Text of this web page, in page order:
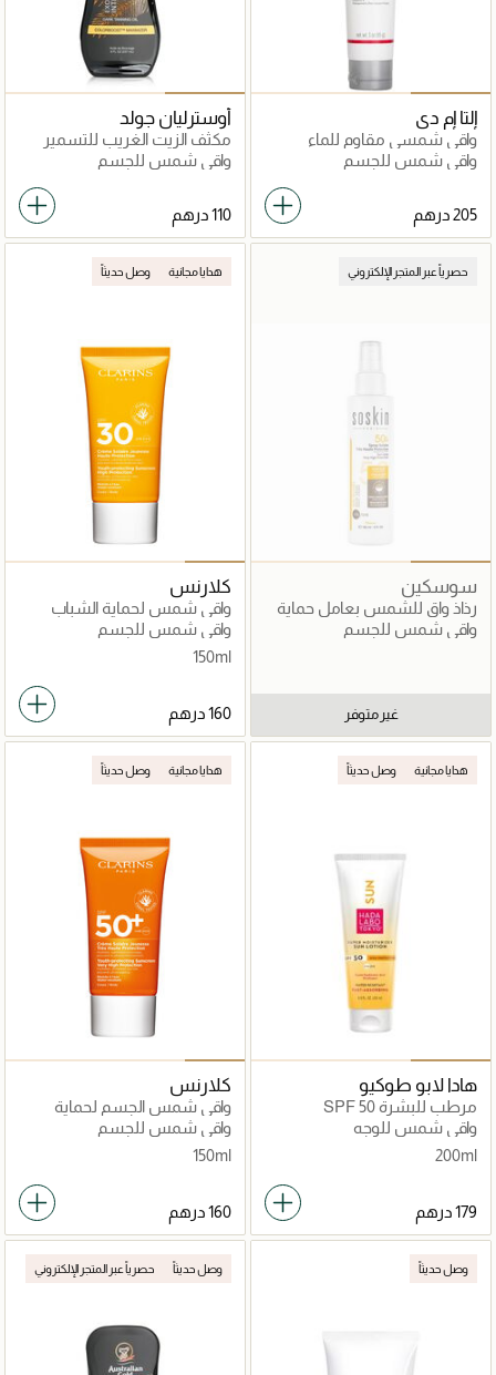
إلتا إم دي
واقي شمسي مقاوم للماء
واقي شمس للجسم
أوسترليان جولد
مكثف الزيت الغريب للتسمير
الغامق
واقي شمس للجسم
حصرياً عبر المتجر الإلكتروني
سوسكين
رذاذ واقٍ للشمس بعامل حماية
50+
واقي شمس للجسم
غير متوفر
هدايا مجانية وصل حديثاً
كلارنس
واقي شمس لحماية الشباب
SPF30
واقي شمس للجسم
150ml
هدايا مجانية وصل حديثاً
هادا لابو طوكيو
مرطب للبشرة SPF 50
واقي شمس للوجه
200ml
هدايا مجانية وصل حديثاً
كلارنس
واقي شمس الجسم لحماية
الشباب SPF50+
واقي شمس للجسم
150ml
وصل حديثاً وصل حديثاً حصرياً عبر المتجر الإلكتروني